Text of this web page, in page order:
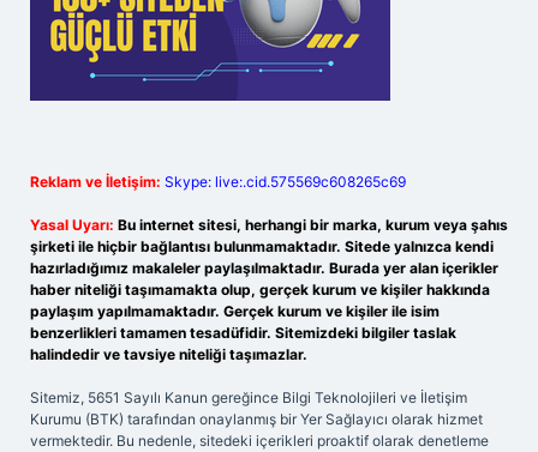
Reklam ve İletişim: Skype: live:.cid.575569c608265c69
Yasal Uyarı: Bu internet sitesi, herhangi bir marka, kurum veya şahıs
şirketi ile hiçbir bağlantısı bulunmamaktadır. Sitede yalnızca kendi
hazırladığımız makaleler paylaşılmaktadır. Burada yer alan içerikler
haber niteliği taşımamakta olup, gerçek kurum ve kişiler hakkında
paylaşım yapılmamaktadır. Gerçek kurum ve kişiler ile isim
benzerlikleri tamamen tesadüfidir. Sitemizdeki bilgiler taslak
halindedir ve tavsiye niteliği taşımazlar.
Sitemiz, 5651 Sayılı Kanun gereğince Bilgi Teknolojileri ve İletişim
Kurumu (BTK) tarafından onaylanmış bir Yer Sağlayıcı olarak hizmet
vermektedir. Bu nedenle, sitedeki içerikleri proaktif olarak denetleme